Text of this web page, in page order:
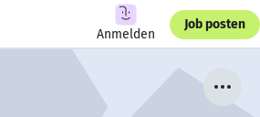
Anmelden
Job posten